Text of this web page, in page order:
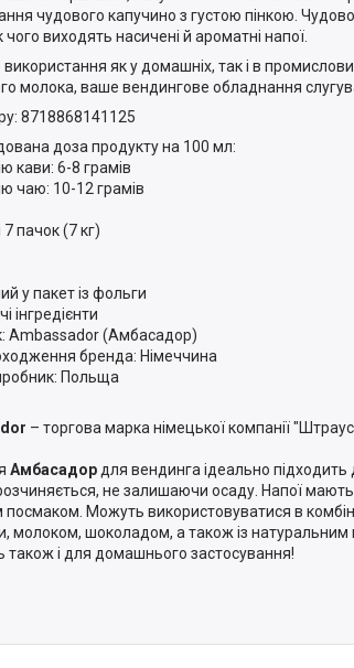
чудового капучино з густою пінкою.
чого виходять насичені й ароматні напої.
як у домашніх, так і в
молока, ваше вендингове обладнання
8718868141125
доза продукту на 100 мл:
кави: 6-8 грамів
чаю: 10-12 грамів
7 пачок (7 кг)
у пакет із фольги
інгредієнти
Ambassador (Амбасадор)
бренда: Німеччина
Польща
– торгова марка німецької компанії
Амбасадор для вендинга ідеально підходить
не залишаючи осаду. Напої
Можуть використовуватися в
молоком, шоколадом, а також із натуральним
також і для домашнього застосування!